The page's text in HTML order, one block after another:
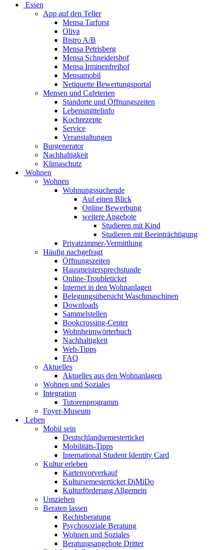
Essen
App auf den Teller
Mensa Tarforst
Oliva
Bistro A/B
Mensa Petrisberg
Mensa Schneidershof
Mensa Irminenfreihof
Mensamobil
Netiquette Bewertungsportal
Mensen und Cafeterien
Standorte und Öffnungszeiten
Lebensmittelinfo
Kochrezepte
Service
Veranstaltungen
Burgenerator
Nachhaltigkeit
Klimaschutz
Wohnen
Wohnen
Wohnungssuchende
Auf einen Blick
Online Bewerbung
weitere Angebote
Studieren mit Kind
Studieren mit Beeinträchtigung
Privatzimmer-Vermittlung
Häufig nachgefragt
Öffnungszeiten
Hausmeistersprechstunde
Online-Troubleticket
Internet in den Wohnanlagen
Belegungsübersicht Waschmaschinen
Downloads
Sammelstellen
Bookcrossing-Center
Wohnheimwörterbuch
Nachhaltigkeit
Web-Tipps
FAQ
Aktuelles
Aktuelles aus den Wohnanlagen
Wohnen und Soziales
Integration
Tutorenprogramm
Foyer-Museum
Leben
Mobil sein
Deutschlandsemesterticket
Mobilitäts-Tipps
International Student Identity Card
Kultur erleben
Kartenvorverkauf
Kultursemesterticket DiMiDo
Kulturförderung Allgemein
Umziehen
Beraten lassen
Rechtsberatung
Psychosoziale Beratung
Wohnen und Soziales
Beratungsangebote Dritter